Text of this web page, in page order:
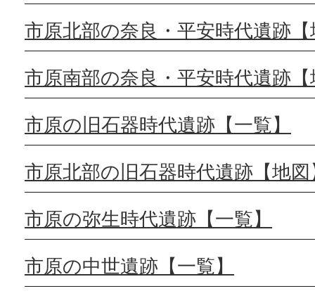
市原北部の奈良・平安時代遺跡
市原南部の奈良・平安時代遺跡
市原の旧石器時代遺跡【一覧】
市原北部の旧石器時代遺跡【地図
市原の弥生時代遺跡【一覧】
市原の中世遺跡【一覧】